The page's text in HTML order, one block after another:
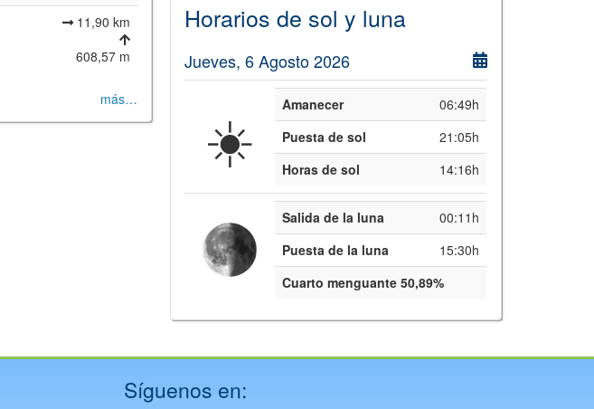
11,90 km
608,57 m
más…
Horarios de sol y luna
Jueves, 6 Agosto 2026
☀️ Amanecer
06:49h
Puesta de sol
21:05h
Horas de sol
14:16h
Salida de la luna
00:11h
Puesta de la luna
15:30h
Cuarto menguante 50,89%
Síguenos en: